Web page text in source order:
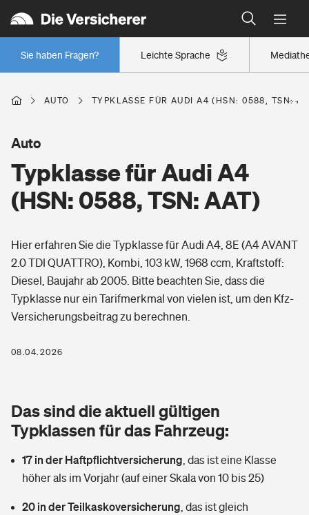
Leichte Sprache
Sie haben Fragen?
Wer versichert was: Jetzt Versicherer finden
Regionalklassen: So ist Ihre Region eingestuft
Wer versichert was: Jetzt Versicherer finden
Berufsunfähigkeitsversicherung
Erwerbsunfähigkeitsversicherung
Grundfähigkeitsversicherung
Arbeitsrechtsschutz
Berufshaftpflichtversicherung
Zur Übersicht
Tools
Wer versichert was: Jetzt Versicherer finden
Wohnen
Elementarversicherung
Glasversicherung
Mietkautionsversicherung
Freizeit
Pri­vate Haft­pflicht­
Kinderunfall­ver­si­che­rung
Kinderinvalidität
Reiseversicherung
Gesundheit
Private Krankenversicherung
Dread-Disease-Versicherung
Tierkrankenversicherung
AUTO TYPKLASSE FÜR AUDI A4 (HSN: 0588, TSN:
Typklasse für Audi A4
(HSN: 0588, TSN: AAT)
Auto
Hier erfahren Sie die Typklasse für Audi A4, 8E (A4 AVANT
2.0 TDI QUATTRO), Kombi, 103 kW, 1968 ccm, Kraftstoff:
Diesel, Baujahr ab 2005. Bitte beachten Sie, dass die
Typklasse nur ein Tarifmerkmal von vielen ist, um den Kfz-
Versicherungsbeitrag zu berechnen.
08.04.2026
Das sind die aktuell gültigen
Typklassen für das Fahrzeug:
17 in der Haftpflichtversicherung das ist eine Klasse
höher als im Vorjahr (auf einer Skala von 10 bis 25)
20 in der Teilkaskoversicherung das ist gleich